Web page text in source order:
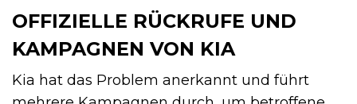
OFFIZIELLE RÜCKRUFE UND
KAMPAGNEN VON KIA
Kia hat das Problem anerkannt und führt